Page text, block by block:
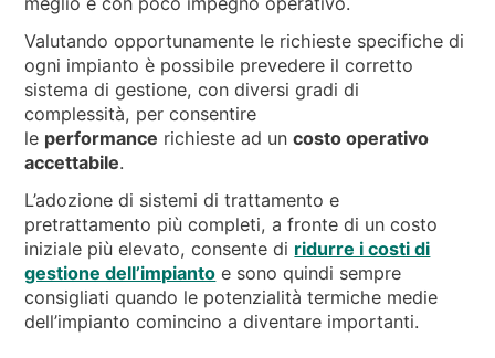
Valutando opportunamente le richieste specifiche di
ogni impianto è possibile prevedere il corretto
sistema di gestione, con diversi gradi di
complessità, per consentire
le performance richieste ad uncosto operativo
accettabile.
L’adozione di sistemi di trattamento e
pretrattamento più completi, a fronte di un costo
iniziale più elevato, consente di ridurre i costi di
gestione dell’impianto e sono quindi sempre
consigliati quando le potenzialità termiche medie
dell’impianto comincino a diventare importanti.